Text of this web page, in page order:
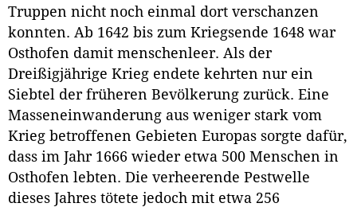
Truppen nicht noch einmal dort verschanzen
konnten. Ab 1642 bis zum Kriegsende 1648 war
Osthofen damit menschenleer. Als der
Dreißigjährige Krieg endete kehrten nur ein
Siebtel der früheren Bevölkerung zurück. Eine
Masseneinwanderung aus weniger stark vom
Krieg betroffenen Gebieten Europas sorgte dafür,
dass im Jahr 1666 wieder etwa 500 Menschen in
Osthofen lebten. Die verheerende Pestwelle
dieses Jahres tötete jedoch mit etwa 256